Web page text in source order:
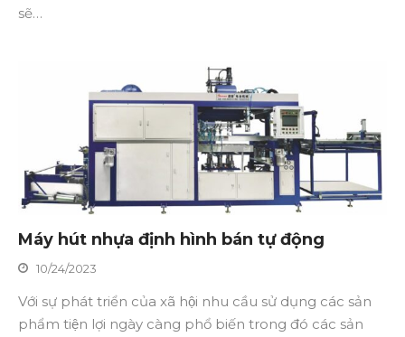
sẽ…
Máy hút nhựa định hình bán tự động
10/24/2023
Với sự phát triển của xã hội nhu cầu sử dụng các sản
phẩm tiện lợi ngày càng phổ biến trong đó các sản